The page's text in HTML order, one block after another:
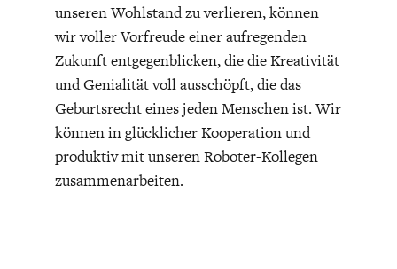
unseren Wohlstand zu verlieren, können
wir voller Vorfreude einer aufregenden
Zukunft entgegenblicken, die die Kreativität
und Genialität voll ausschöpft, die das
Geburtsrecht eines jeden Menschen ist. Wir
können in glücklicher Kooperation und
produktiv mit unseren Roboter-Kollegen
zusammenarbeiten.